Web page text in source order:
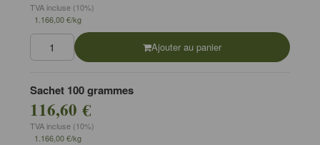
TVA incluse (10%)
1.166,00 €/kg
Ajouter au panier
Sachet 100 grammes
116,60 €
TVA incluse (10%)
1.166,00 €/kg